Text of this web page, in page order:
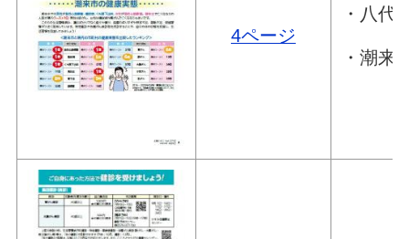
4ページ
・八代
・潮来